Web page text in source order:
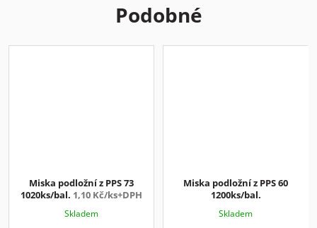
Podobné
Miska podložní z PPS 73
1020ks/bal. 1,10 Kč/ks+DPH
Skladem
Miska podložní z PPS 60
1200ks/bal.
Skladem